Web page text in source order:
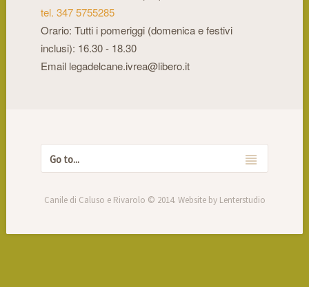
tel. 347 5755285
Orario: Tutti i pomeriggi (domenica e festivi
inclusi): 16.30 - 18.30
Email legadelcane.ivrea@libero.it
Canile di Caluso e Rivarolo © 2014. Website by Lenterstudio